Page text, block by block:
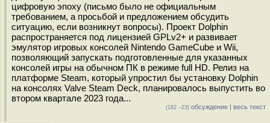
цифровую эпоху (письмо было не официальным
требованием, а просьбой и предложением обсудить
ситуацию, если возникнут вопросы). Проект Dolphin
распространяется под лицензией GPLv2+ и развивает
эмулятор игровых консолей Nintendo GameCube и Wii,
позволяющий запускать подготовленные для указанных
консолей игры на обычном ПК в режиме full HD. Релиз на
платформе Steam, который упростил бы установку Dolphin
на консолях Valve Steam Deck, планировалось выпустить во
втором квартале 2023 года...
(182 –23) обсуждение | весь текст